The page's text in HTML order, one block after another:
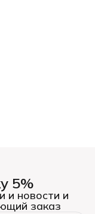
5%
и новости и
заказ